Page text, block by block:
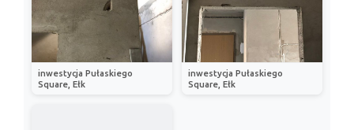
inwestycja Pułaskiego
Square, Ełk
inwestycja Pułaskiego
Square, Ełk